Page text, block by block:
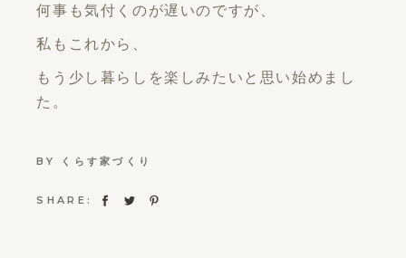
何事も気付くのが遅いのですが、
私もこれから、
もう少し暮らしを楽しみたいと思い始めまし
た。
BY くらす家づくり
SHARE: